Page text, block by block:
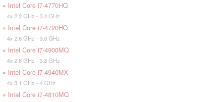
» Intel Core i7-4770HQ
4x 2.2 GHz - 3.4 GHz
» Intel Core i7-4720HQ
4x 2.6 GHz - 3.6 GHz
» Intel Core i7-4900MQ
4x 2.8 GHz - 3.8 GHz
» Intel Core i7-4940MX
4x 3.1 GHz - 4 GHz
» Intel Core i7-4810MQ